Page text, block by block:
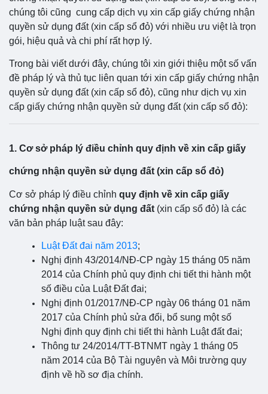
chúng tôi cũng cung cấp dịch vụ xin cấp giấy chứng nhận
quyền sử dụng đất (xin cấp sổ đỏ) với nhiều ưu việt là trọn
gói, hiệu quả và chi phí rất hợp lý.
Trong bài viết dưới đây, chúng tôi xin giới thiệu một số vấn
đề pháp lý và thủ tục liên quan tới xin cấp giấy chứng nhận
quyền sử dụng đất (xin cấp sổ đỏ), cũng như dịch vụ xin
cấp giấy chứng nhận quyền sử dụng đất (xin cấp sổ đỏ):
1. Cơ sở pháp lý điều chỉnh quy định về xin cấp giấy
chứng nhận quyền sử dụng đất (xin cấp sổ đỏ)
Cơ sở pháp lý điều chỉnh quy định về xin cấp giấy
chứng nhận quyền sử dụng đất (xin cấp sổ đỏ) là các
văn bản pháp luật sau đây:
Luật Đất đai năm 2013;
Nghị định 43/2014/NĐ-CP ngày 15 tháng 05 năm
2014 của Chính phủ quy định chi tiết thi hành một
số điều của Luật Đất đai;
Nghị định 01/2017/NĐ-CP ngày 06 tháng 01 năm
2017 của Chính phủ sửa đổi, bổ sung một số
Nghị định quy định chi tiết thi hành Luật đất đai;
Thông tư 24/2014/TT-BTNMT ngày 1 tháng 05
năm 2014 của Bộ Tài nguyên và Môi trường quy
định về hồ sơ địa chính.